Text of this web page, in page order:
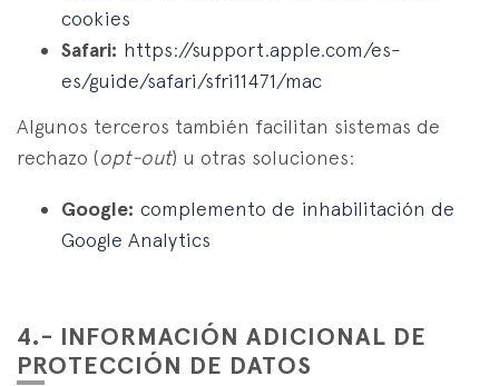
cookies
Safari: https://support.apple.com/es-
es/guide/safari/sfri11471/mac
Algunos terceros también facilitan sistemas de
rechazo (opt-out) u otras soluciones:
Google: complemento de inhabilitación de
Google Analytics
4.- INFORMACIÓN ADICIONAL DE
PROTECCIÓN DE DATOS